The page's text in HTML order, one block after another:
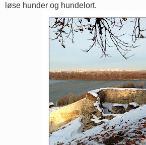
løse hunder og hundelort.